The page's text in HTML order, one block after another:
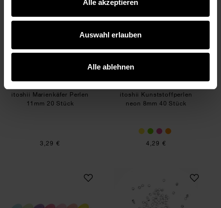
Alle akzeptieren
Auswahl erlauben
Alle ablehnen
itoshii Marienkäfer Perlen 11mm 20 Stück
itoshii Marienkäfer Perlen
11mm 20 Stück
3,29 €
itoshii Kunststoffperlen
neon 8mm 40 Stück
4,29 €
itoshii Herz Perlen pastell 12x11x5mm 35 Stück
QuetschPerle